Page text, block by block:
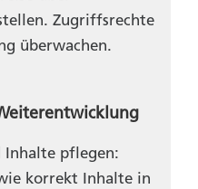
Zugriffsrechte
überwachen.
Inhalte pflegen:
korrekt Inhalte in